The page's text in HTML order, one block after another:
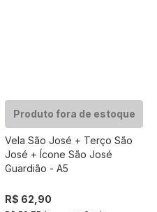
Produto fora de estoque
Vela São José + Terço São
José + Ícone São José
Guardião - A5
R$ 62,90